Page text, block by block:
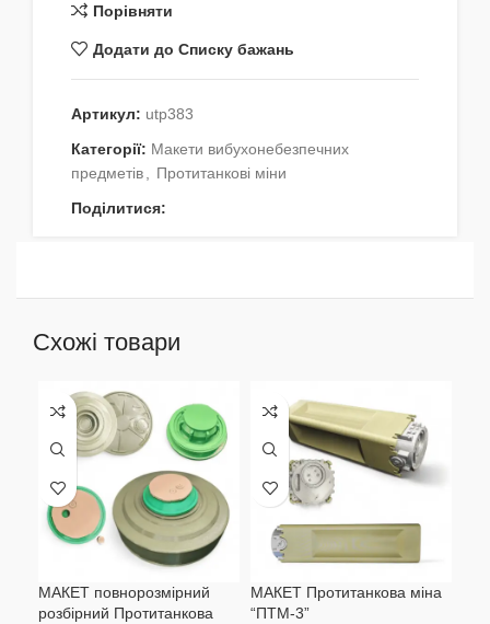
Порівняти
Додати до Списку бажань
Артикул: utp383
Категорії: Макети вибухонебезпечних
предметів
Протитанкові міни
Поділитися:
Схожі товари
МАКЕТ повнорозмірний
розбірний Протитанкова
МАКЕТ Протитанкова міна
“ПТМ-3”